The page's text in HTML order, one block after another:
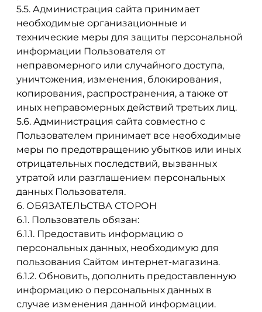
5.5. Администрация сайта принимает
необходимые организационные и
технические меры для защиты персональной
информации Пользователя от
неправомерного или случайного доступа,
уничтожения, изменения, блокирования,
копирования, распространения, а также от
иных неправомерных действий третьих лиц.
5.6. Администрация сайта совместно с
Пользователем принимает все необходимые
меры по предотвращению убытков или иных
отрицательных последствий, вызванных
утратой или разглашением персональных
данных Пользователя.
6. ОБЯЗАТЕЛЬСТВА СТОРОН
6.1. Пользователь обязан:
6.1.1. Предоставить информацию о
персональных данных, необходимую для
пользования Сайтом интернет-магазина.
6.1.2. Обновить, дополнить предоставленную
информацию о персональных данных в
случае изменения данной информации.